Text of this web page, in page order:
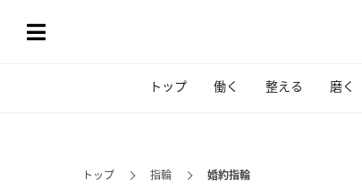
トップ 働く 整える 磨く
トップ 指輪 婚約指輪